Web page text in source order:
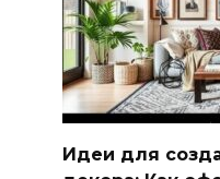
Идеи для